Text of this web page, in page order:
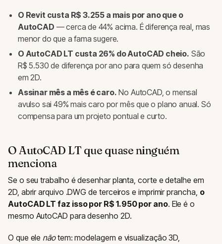
O Revit custa R$ 3.255 a mais por ano que o
AutoCAD — cerca de 44% acima. É diferença real, mas
menor do que a fama sugere.
O AutoCAD LT custa 26% do AutoCAD cheio. São
R$ 5.530 de diferença por ano para quem só desenha
em 2D.
Assinar mês a mês é caro. No AutoCAD, o mensal
avulso sai 49% mais caro por mês que o plano anual. Só
compensa para um projeto pontual e curto.
O AutoCAD LT que quase ninguém
menciona
Se o seu trabalho é desenhar planta, corte e detalhe em
2D, abrir arquivo .DWG de terceiros e imprimir prancha, o
AutoCAD LT faz isso por R$ 1.950 por ano. Ele é o
mesmo AutoCAD para desenho 2D.
O que ele nãotem: modelagem e visualização 3D,